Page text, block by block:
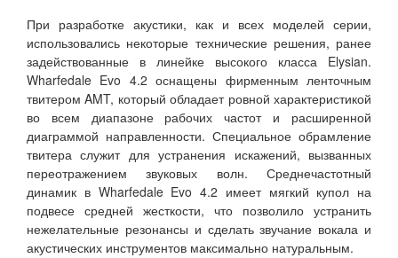
При разработке акустики, как и всех моделей серии,
использовались некоторые технические решения, ранее
задействованные в линейке высокого класса Elysian.
Wharfedale Evo 4.2 оснащены фирменным ленточным
твитером AMT, который обладает ровной характеристикой
во всем диапазоне рабочих частот и расширенной
диаграммой направленности. Специальное обрамление
твитера служит для устранения искажений, вызванных
переотражением звуковых волн. Среднечастотный
динамик в Wharfedale Evo 4.2 имеет мягкий купол на
подвесе средней жесткости, что позволило устранить
нежелательные резонансы и сделать звучание вокала и
акустических инструментов максимально натуральным.